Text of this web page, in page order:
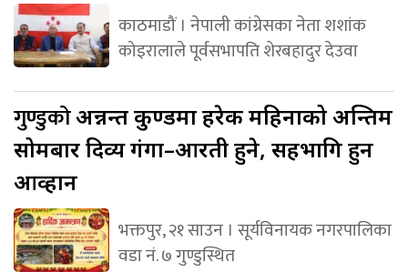
काठमाडौं । नेपाली कांग्रेसका नेता शशांक
कोइरालाले पूर्वसभापति शेरबहादुर देउवा
गुण्डुकोअन्नन्त कुण्डमा हरेक महिनाको अन्तिम
सोमबार दिव्य गंगा–आरती हुने, सहभागि हुन
आव्हान
भक्तपुर, २१ साउन । सूर्यविनायक नगरपालिका
वडा नं. ७ गुण्डुस्थित